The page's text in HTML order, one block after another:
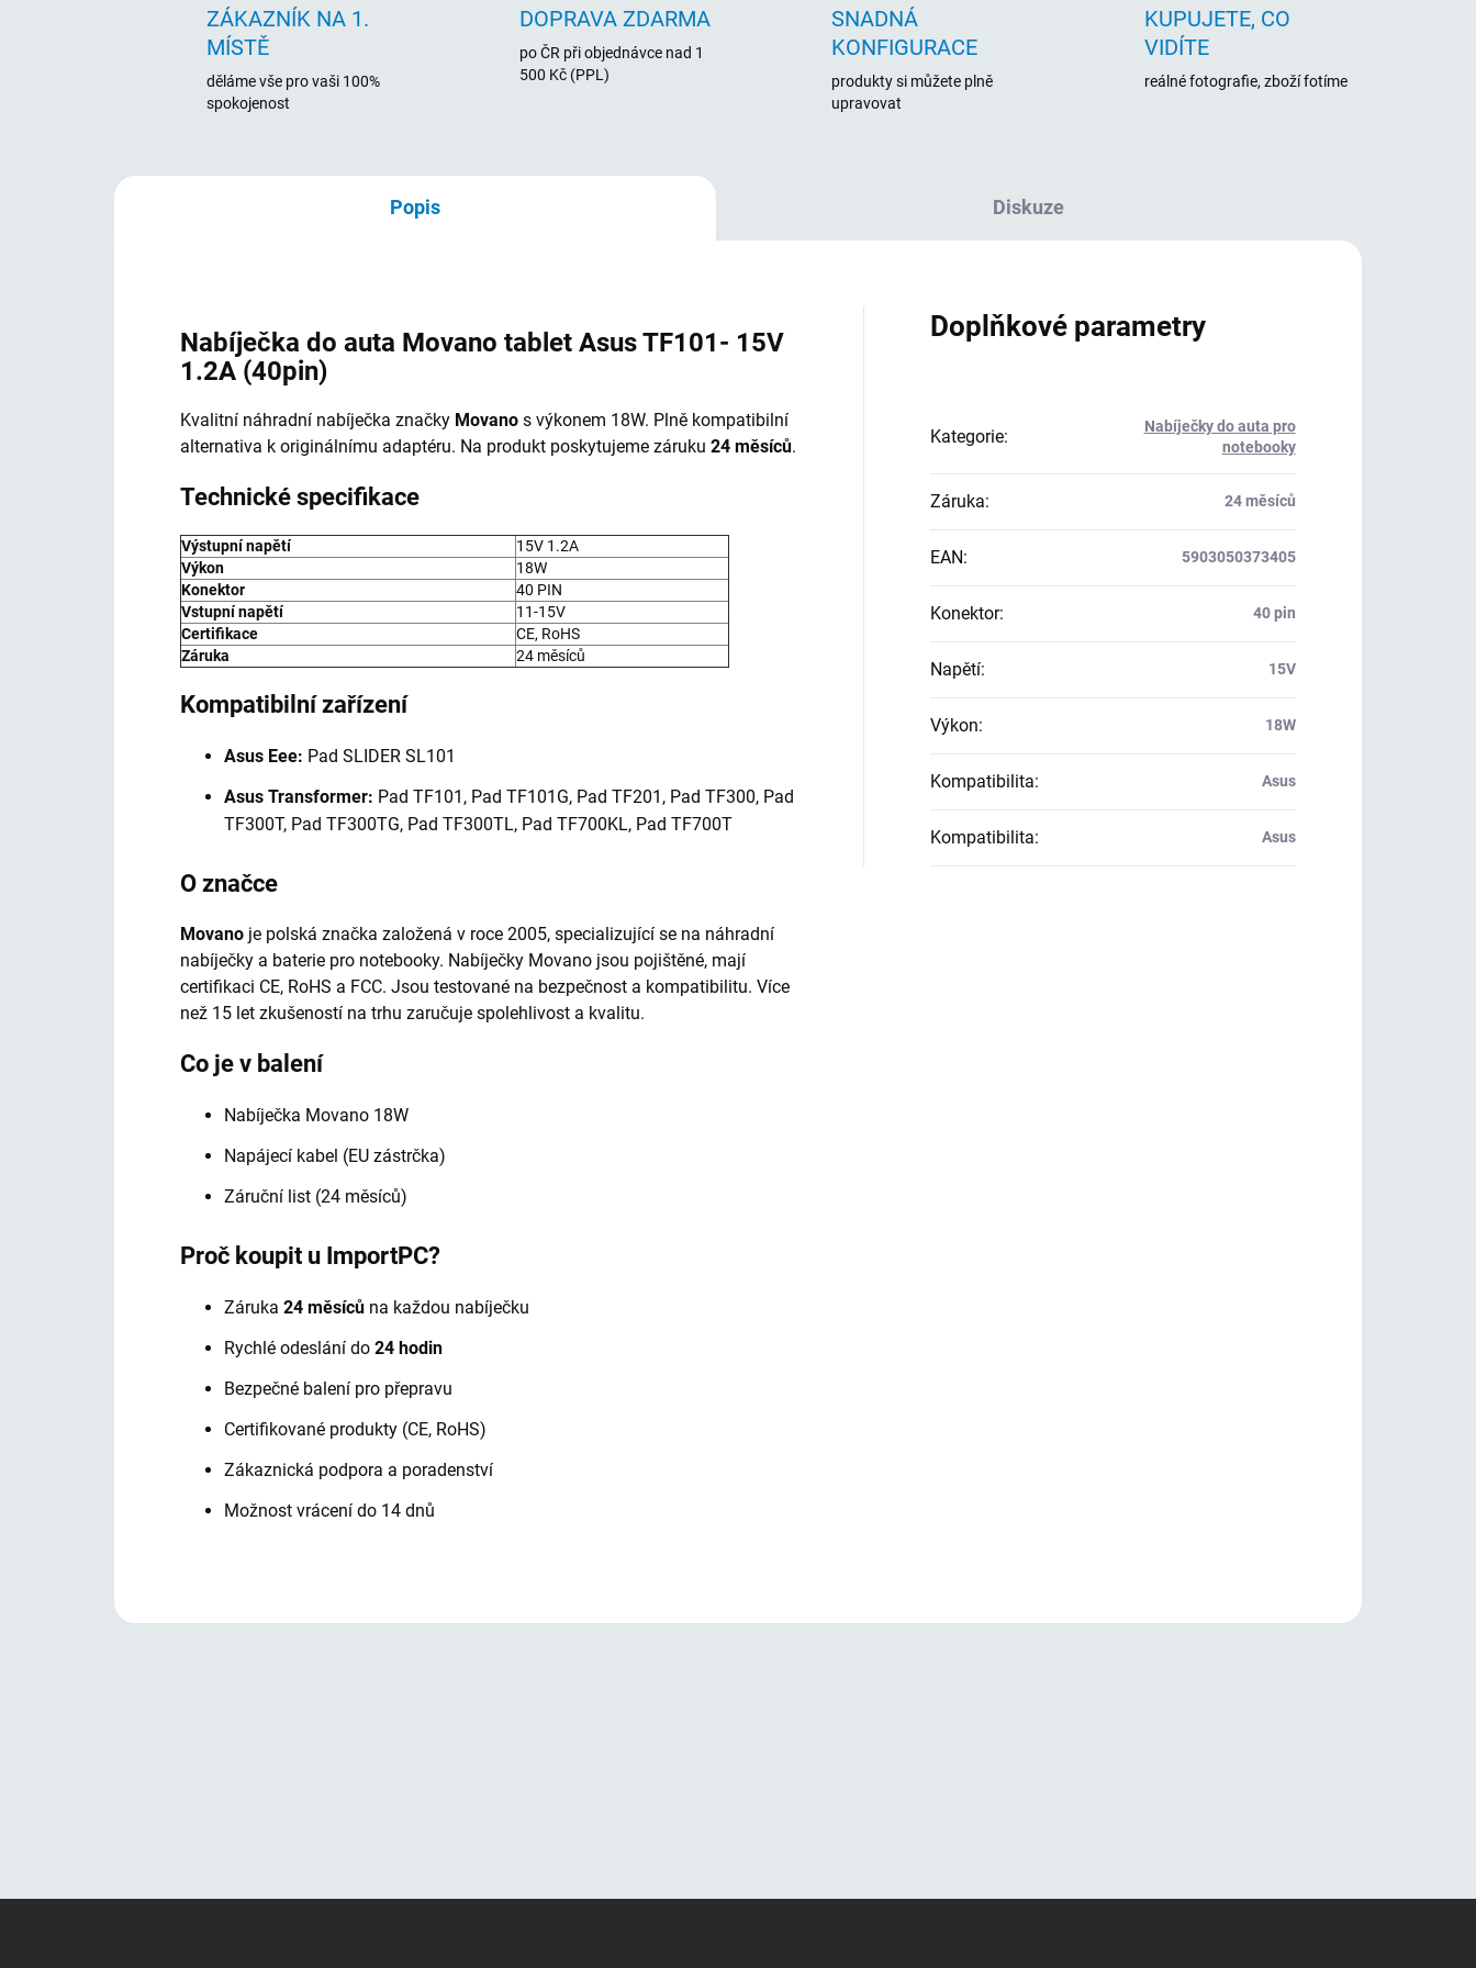
ZÁKAZNÍK NA 1.
MÍSTĚ
děláme vše pro vaši 100%
spokojenost
DOPRAVA ZDARMA
po ČR při objednávce nad 1
500 Kč (PPL)
SNADNÁ
KONFIGURACE
produkty si můžete plně
upravovat
KUPUJETE, CO
VIDÍTE
reálné fotografie, zboží fotíme
Popis Diskuze
Nabíječka do auta Movano tablet Asus TF101- 15V
1.2A (40pin)
Kvalitní náhradní nabíječka značky Movano s výkonem 18W. Plně kompatibilní
alternativa k originálnímu adaptéru. Na produkt poskytujeme záruku 24 měsíců.
Technické specifikace
Výstupní napětí
15V 1.2A
Výkon
18W
Konektor
40 PIN
Vstupní napětí
11-15V
Certifikace
CE, RoHS
Záruka
24 měsíců
Kompatibilní zařízení
Asus Eee: Pad SLIDER SL101
Asus Transformer: Pad TF101, Pad TF101G, Pad TF201, Pad TF300, Pad
TF300T, Pad TF300TG, Pad TF300TL, Pad TF700KL, Pad TF700T
O značce
Movano je polská značka založená v roce 2005, specializující se na náhradní
nabíječky a baterie pro notebooky. Nabíječky Movano jsou pojištěné, mají
certifikaci CE, RoHS a FCC. Jsou testované na bezpečnost a kompatibilitu. Více
než 15 let zkušeností na trhu zaručuje spolehlivost a kvalitu.
Co je v balení
Nabíječka Movano 18W
Napájecí kabel (EU zástrčka)
Záruční list (24 měsíců)
Proč koupit u ImportPC?
Záruka 24 měsíců na každou nabíječku
Rychlé odeslání do 24 hodin
Bezpečné balení pro přepravu
Certifikované produkty (CE, RoHS)
Zákaznická podpora a poradenství
Možnost vrácení do 14 dnů
Doplňkové parametry
Kategorie:
Nabíječky do auta pro
notebooky
Záruka: 24 měsíců
EAN: 5903050373405
Konektor: 40 pin
Napětí: 15V
Výkon: 18W
Kompatibilita: Asus
Kompatibilita: Asus